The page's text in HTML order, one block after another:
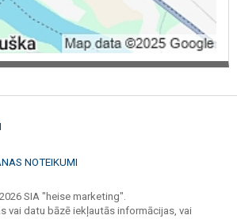
žogi, iežogojuma veidi, Paneļa
Vega, žoga sekcijas, žoga siets, žoga stabi,
žogi, iežogojumi, Būvmateriāli,
privātmājas, saimniecības ēkas, Purvciems,
Mežaparks, Vecrīga, Maskavas
Zasulauks, Torņakalns, Ķengarags,
Balvi, Bauska, Cēsis, Daugavpils,
Ogre, Preiļi, Rēzekne, Rīga, Saldus, Talsi,
Ventspils, Garāžu vārti Āgenskalns, Vārti
Āgenskalns, Žogi Āgenskalns.
NOTEIKUMI
SIA "heise marketing".
vai datu bāzē iekļautās informācijas, vai